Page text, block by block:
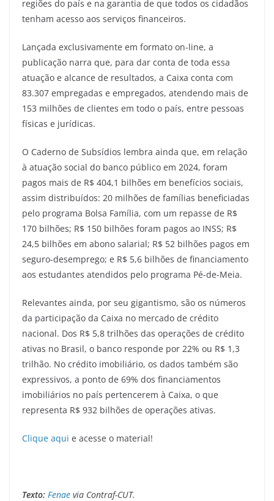
regiões do país e na garantia de que todos os cidadãos
tenham acesso aos serviços financeiros.
Lançada exclusivamente em formato on-line, a
publicação narra que, para dar conta de toda essa
atuação e alcance de resultados, a Caixa conta com
83.307 empregadas e empregados, atendendo mais de
153 milhões de clientes em todo o país, entre pessoas
físicas e jurídicas.
O Caderno de Subsídios lembra ainda que, em relação
à atuação social do banco público em 2024, foram
pagos mais de R$ 404,1 bilhões em benefícios sociais,
assim distribuídos: 20 milhões de famílias beneficiadas
pelo programa Bolsa Família, com um repasse de R$
170 bilhões; R$ 150 bilhões foram pagos ao INSS; R$
24,5 bilhões em abono salarial; R$ 52 bilhões pagos em
seguro-desemprego; e R$ 5,6 bilhões de financiamento
aos estudantes atendidos pelo programa Pé-de-Meia.
Relevantes ainda, por seu gigantismo, são os números
da participação da Caixa no mercado de crédito
nacional. Dos R$ 5,8 trilhões das operações de crédito
ativas no Brasil, o banco responde por 22% ou R$ 1,3
trilhão. No crédito imobiliário, os dados também são
expressivos, a ponto de 69% dos financiamentos
imobiliários no país pertencerem à Caixa, o que
representa R$ 932 bilhões de operações ativas.
Clique aqui e acesse o material!
Texto: Fenae via Contraf-CUT.